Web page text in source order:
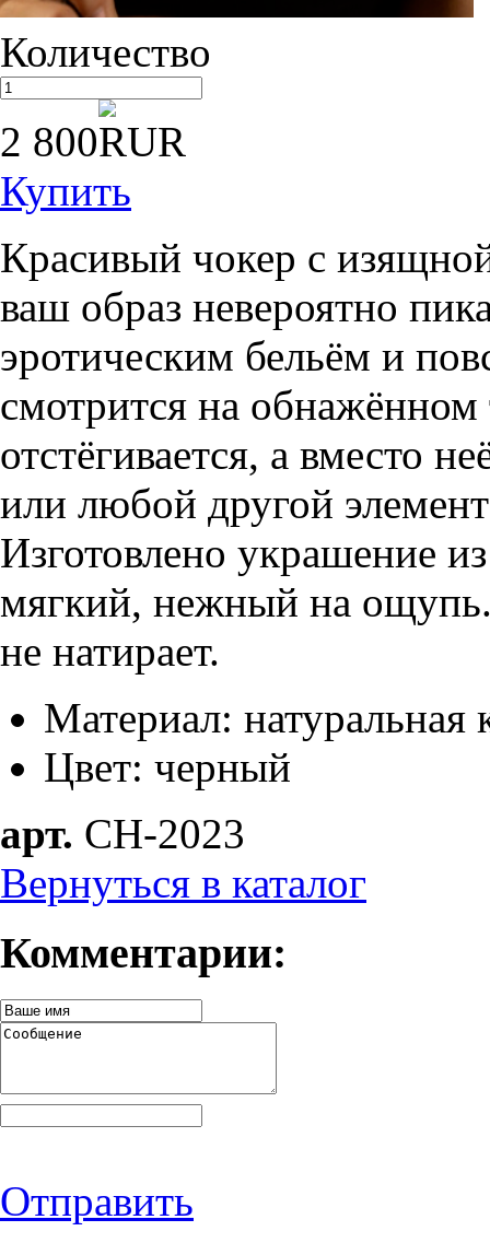
Количество
2 800
Купить
Красивый чокер с
ваш образ невероятно
эротическим бельём и
смотрится на
отстёгивается, а вместо
или любой другой
Изготовлено украшение
мягкий, нежный на
не натирает.
Материал: натуральная
Цвет: черный
арт. CH-2023
Вернуться в каталог
Комментарии:
Отправить